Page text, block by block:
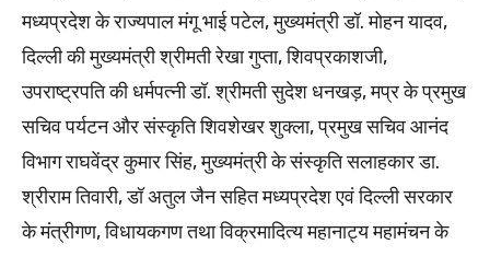
मध्यप्रदेश के राज्यपाल मंगू भाई पटेल, मुख्यमंत्री डॉ. मोहन यादव,
दिल्ली की मुख्यमंत्री श्रीमती रेखा गुप्ता, शिवप्रकाशजी,
उपराष्ट्रपति की धर्मपत्नी डॉ. श्रीमती सुदेश धनखड़, मप्र के प्रमुख
सचिव पर्यटन और संस्कृति शिवशेखर शुक्ला, प्रमुख सचिव आनंद
विभाग राघवेंद्र कुमार सिंह, मुख्यमंत्री के संस्कृति सलाहकार डा.
श्रीराम तिवारी, डॉ अतुल जैन सहित मध्यप्रदेश एवं दिल्ली सरकार
के मंत्रीगण, विधायकगण तथा विक्रमादित्य महानाट्य महामंचन के